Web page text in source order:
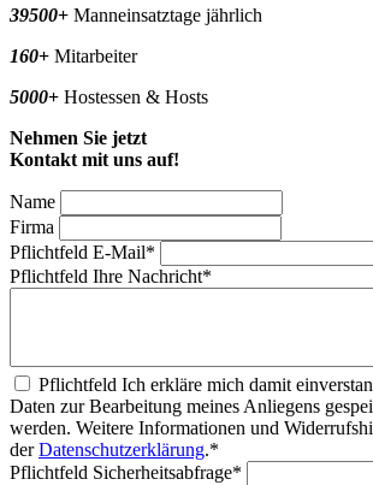
39500+ Manneinsatztage jährlich
160+ Mitarbeiter
5000+ Hostessen & Hosts
Nehmen Sie jetzt
Kontakt mit uns auf!
Name
Firma
Pflichtfeld E-Mail*
Pflichtfeld Ihre Nachricht*
Pflichtfeld Ich erkläre mich damit
Daten zur Bearbeitung meines Anliegens
werden. Weitere Informationen und
derDatenschutzerklärung.*
Pflichtfeld Sicherheitsabfrage*